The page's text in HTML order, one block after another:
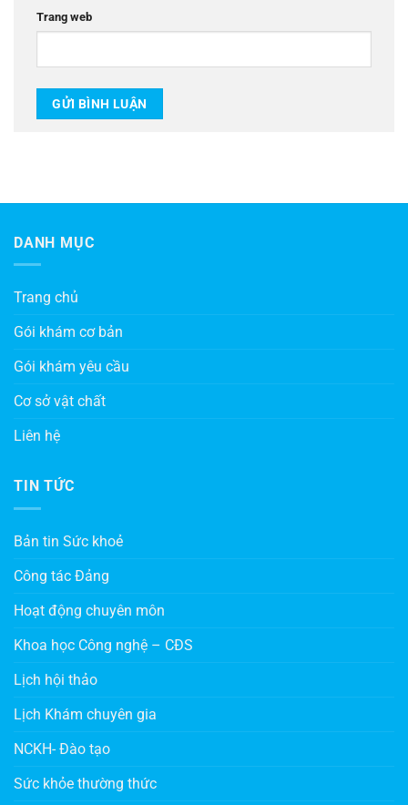
Trang web
DANH MỤC
Trang chủ
Gói khám cơ bản
Gói khám yêu cầu
Cơ sở vật chất
Liên hệ
TIN TỨC
Bản tin Sức khoẻ
Công tác Đảng
Hoạt động chuyên môn
Khoa học Công nghệ – CĐS
Lịch hội thảo
Lịch Khám chuyên gia
NCKH- Đào tạo
Sức khỏe thường thức